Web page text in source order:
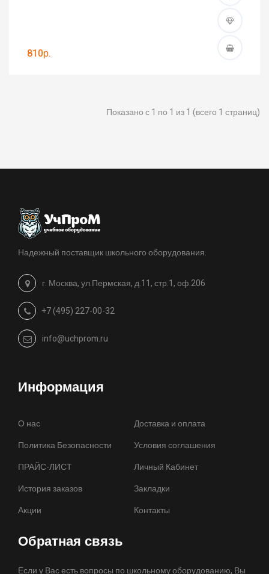
810р.
Показано с 1 по 1 из 1 (всего 1 страниц)
Надежный поставщик школьного оборудования.
г. Москва, ул.Пермская, д.11, стр.1, оф.206
+7 (495) 227-00-32
info@uchprom.ru
Информация
О нас
Доставка и оплата
Политика Безопасности
Условия соглашения
ПРАЙС-ЛИСТ
Личный Кабинет
История заказов
Закладки
Акции
Контакты
Обратная связь
Если у Вас есть вопросы по школьному оборудованию, Вы